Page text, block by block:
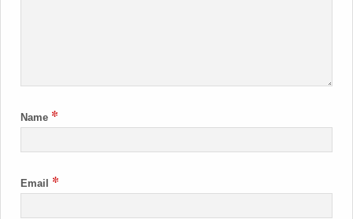
Name *
Email *